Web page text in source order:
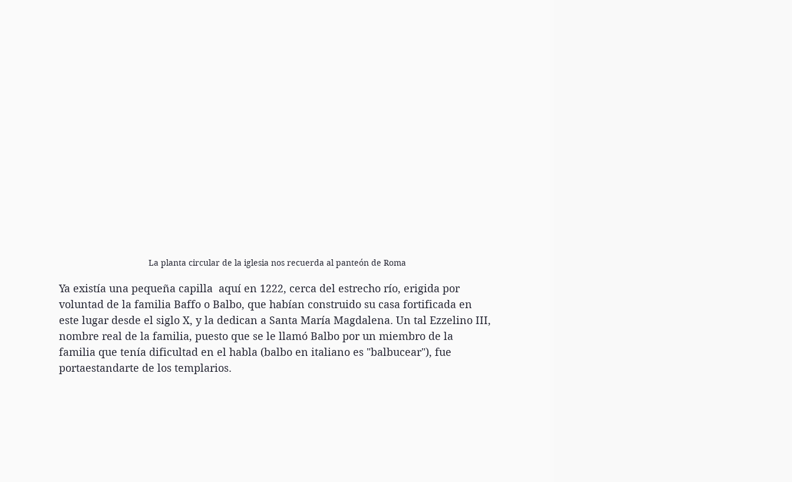
La planta circular de la iglesia nos recuerda al panteón de Roma
Ya existía una pequeña capilla  aquí en 1222, cerca del estrecho río, erigida por
voluntad de la familia Baffo o Balbo, que habían construido su casa fortificada en
este lugar desde el siglo X, y la dedican a Santa María Magdalena. Un tal Ezzelino III,
nombre real de la familia, puesto que se le llamó Balbo por un miembro de la
familia que tenía dificultad en el habla (balbo en italiano es "balbucear"), fue
portaestandarte de los templarios.